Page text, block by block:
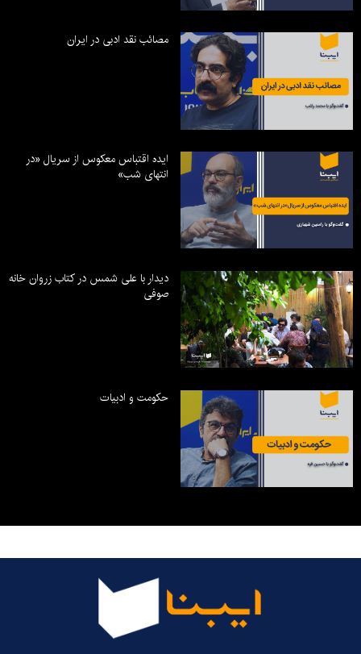
مصائب نقد ادبی در ایران
ایده اقتباس معکوس از سریال «در
انتهای شب»
دیدار با علی شمس در کتاب زروان خانه
صوفی
حکومت و ادبیات